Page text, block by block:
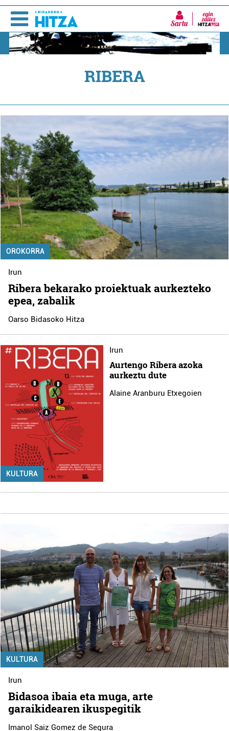
Sartu
RIBERA
OROKORRA
Irun
Ribera bekarako proiektuak aurkezteko
epea, zabalik
Oarso Bidasoko Hitza
KULTURA
Irun
Aurtengo Ribera azoka
aurkeztu dute
Alaine Aranburu Etxegoien
KULTURA
Irun
Bidasoa ibaia eta muga, arte
garaikidearen ikuspegitik
Imanol Saiz Gomez de Segura